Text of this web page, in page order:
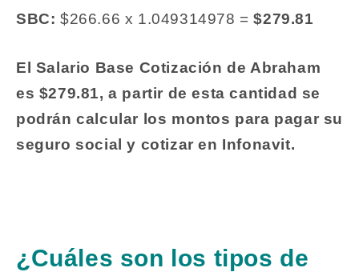
SBC: $266.66 x 1.049314978 =$279.81
El Salario Base Cotización de Abraham
es $279.81, a partir de esta cantidad se
podrán calcular los montos para pagar su
seguro social y cotizar en Infonavit.
¿Cuáles son los tipos de